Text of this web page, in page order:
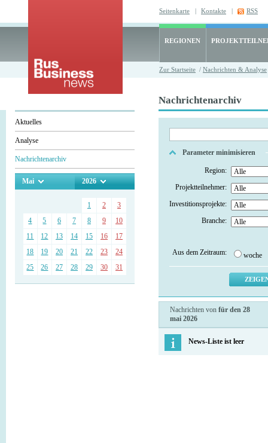
Seitenkarte | Kontakte | RSS
REGIONEN
Zur Startseite / Nachrichten & Analyse
Aktuelles
Analyse
Nachrichtenarchiv
Mai 2026
1 2
3
4
5 6 7 8 9
10
11
12 13 14 15 16
17
18
19 20 21 22 23
24
25
26 27 28 29 30 31
Nachrichtenarchiv
Parameter minimisieren
Region:
Projektteilnehmer:
Investitionsprojekte:
Branche:
Aus dem Zeitraum: woche
Nachrichten von für den 28
mai 2026
News-Liste ist leer